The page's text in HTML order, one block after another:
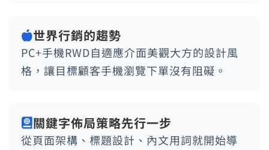
世界行銷的趨勢
PC+手機RWD自適應介面美觀大方的設計風
格，讓目標顧客手機瀏覽下單沒有阻礙。
關鍵字佈局策略先行一步
從頁面架構、標題設計、內文用詞就開始導